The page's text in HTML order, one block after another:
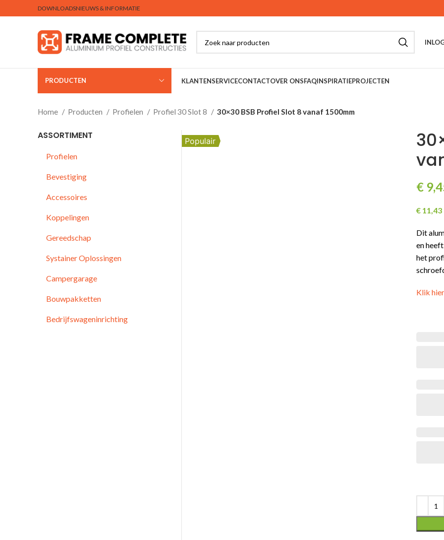
DOWNLOADSNIEUWS & INFORMATIE
PRODUCTEN KLANTENSERVICECONTACTOVER ONSFAQINSPIRATIEPROJECTEN
Home Producten Profielen Profiel 30 Slot 8 30×30 BSB Profiel Slot 8 vanaf 1500mm
Populair
€
€11,43
Dit
en
het
Klik
ASSORTIMENT
Profielen
Bevestiging
Accessoires
Koppelingen
Gereedschap
Systainer Oplossingen
Campergarage
Bouwpakketten
Bedrijfswageninrichting